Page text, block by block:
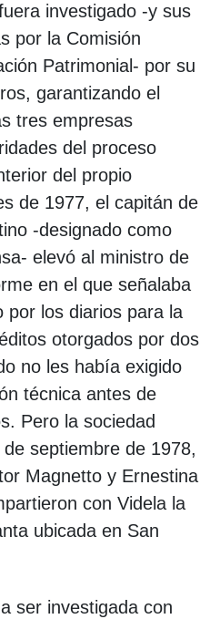
investigado -y sus
por la Comisión
Patrimonial- por su
garantizando el
tres empresas
del proceso
del propio
de 1977, el capitán de
-designado como
elevó al ministro de
en el que señalaba
por los diarios para la
otorgados por dos
no les había exigido
técnica antes de
Pero la sociedad
septiembre de 1978,
Magnetto y Ernestina
con Videla la
ubicada en San
ser investigada con